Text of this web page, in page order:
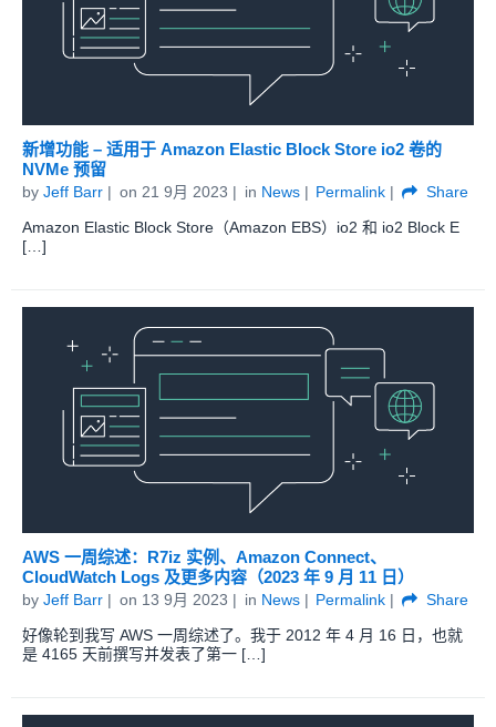
新增功能 – 适用于 Amazon Elastic Block Store io2 卷的
NVMe 预留
by Jeff Barr on 21 9月 2023 in News Permalink
Share
Amazon Elastic Block Store（Amazon EBS）io2 和 io2 Block E
[…]
AWS 一周综述：R7iz 实例、Amazon Connect、
CloudWatch Logs 及更多内容（2023 年 9 月 11 日）
by Jeff Barr on 13 9月 2023 in News Permalink
Share
好像轮到我写 AWS 一周综述了。我于 2012 年 4 月 16 日，也就
是 4165 天前撰写并发表了第一 […]